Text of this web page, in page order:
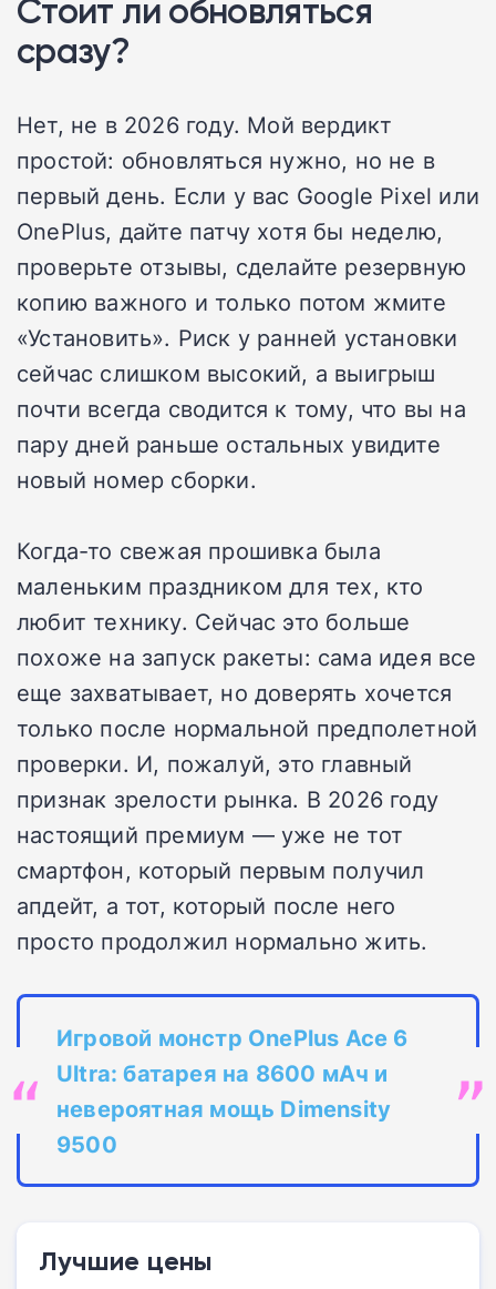
Стоит ли обновляться
сразу?
Нет, не в 2026 году. Мой вердикт
простой: обновляться нужно, но не в
первый день. Если у вас Google Pixel или
OnePlus, дайте патчу хотя бы неделю,
проверьте отзывы, сделайте резервную
копию важного и только потом жмите
«Установить». Риск у ранней установки
сейчас слишком высокий, а выигрыш
почти всегда сводится к тому, что вы на
пару дней раньше остальных увидите
новый номер сборки.
Когда-то свежая прошивка была
маленьким праздником для тех, кто
любит технику. Сейчас это больше
похоже на запуск ракеты: сама идея все
еще захватывает, но доверять хочется
только после нормальной предполетной
проверки. И, пожалуй, это главный
признак зрелости рынка. В 2026 году
настоящий премиум — уже не тот
смартфон, который первым получил
апдейт, а тот, который после него
просто продолжил нормально жить.
Игровой монстр OnePlus Ace 6
Ultra: батарея на 8600 мАч и
невероятная мощь Dimensity
9500
Лучшие цены